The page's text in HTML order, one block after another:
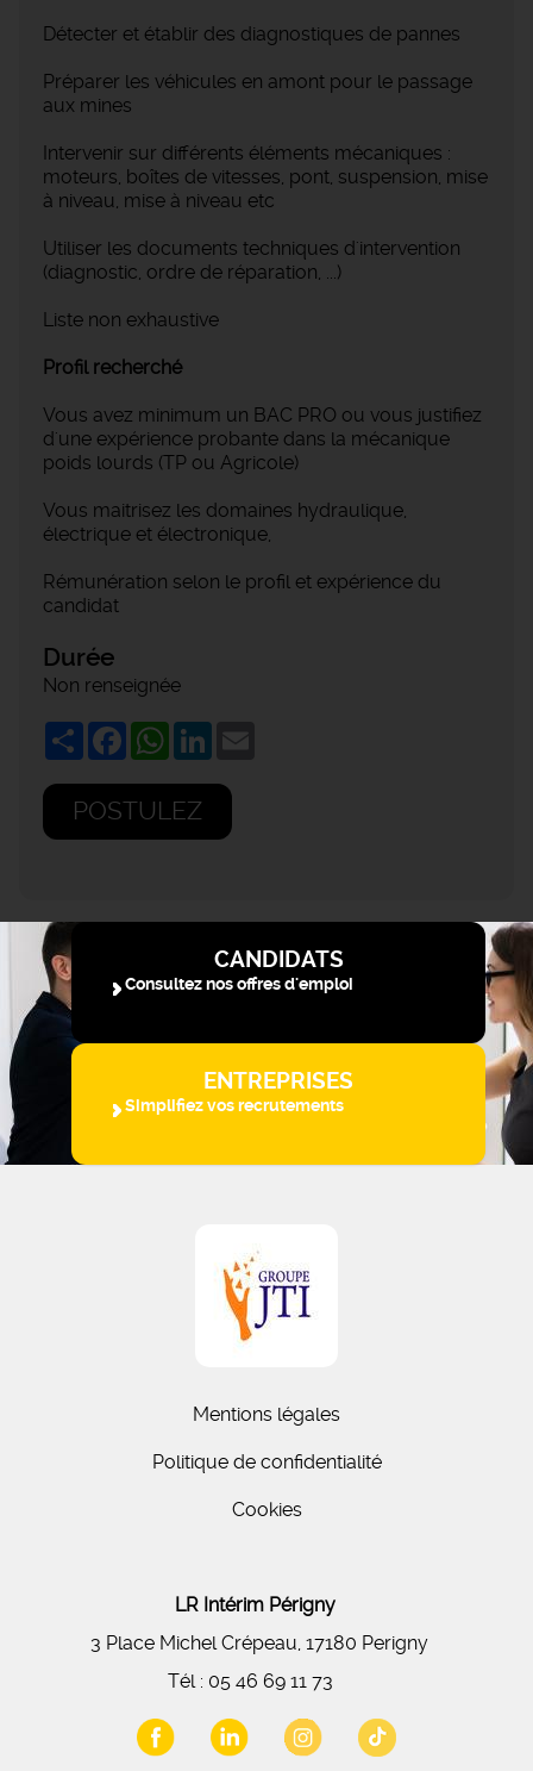
Détecter et établir des diagnostiques de pannes
Préparer les véhicules en amont pour le passage
aux mines
Intervenir sur différents éléments mécaniques :
moteurs, boîtes de vitesses, pont, suspension, mise
à niveau, mise à niveau etc
Utiliser les documents techniques d'intervention
(diagnostic, ordre de réparation, ...)
Liste non exhaustive
Profil recherché
Vous avez minimum un BAC PRO ou vous justifiez
d'une expérience probante dans la mécanique
poids lourds (TP ou Agricole)
Vous maitrisez les domaines hydraulique,
électrique et électronique,
Rémunération selon le profil et expérience du
candidat
Durée
Non renseignée
ShareFacebookWhatsApp
LinkedIn
POSTULEZ
CANDIDATS
Consultez nos offres d'emploi
ENTREPRISES
Simplifiez vos recrutements
Mentions légales
Politique de confidentialité
Cookies
LR Intérim Périgny
3 Place Michel Crépeau, 17180 Perigny
Tél : 05 46 69 11 73